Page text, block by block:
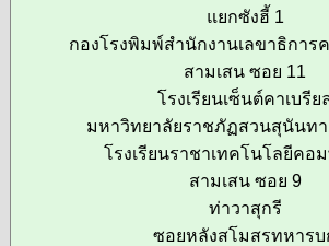
แยกซังฮี้ 1
กองโรงพิมพ์สำนักงานเลขาธิกา
สามเสน ซอย 11
โรงเรียนเซ็นต์คาเบรีย
มหาวิทยาลัยราชภัฏสวนสุนันทา
โรงเรียนราชาเทคโนโลยีคอ
สามเสน ซอย 9
ท่าวาสุกรี
ซอยหลังสโมสรทหารบ